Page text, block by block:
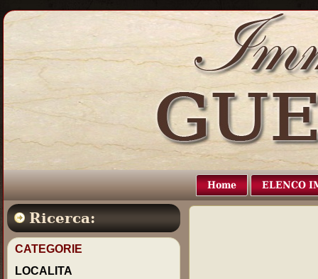
Home ELENCO
Ricerca:
CATEGORIE
LOCALITA